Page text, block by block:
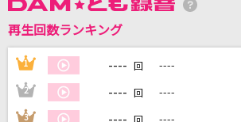
DAMに会員登録・ログインして
再生回数ランキング
1 ---- 回 ----
2 ---- 回 ----
3 ---- ----